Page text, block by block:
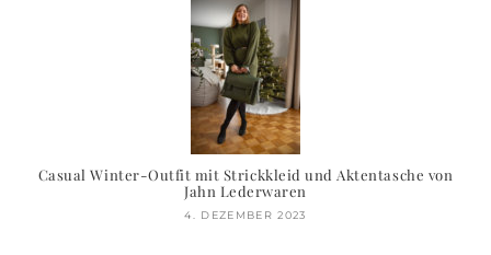
Casual Winter-Outfit mit Strickkleid und Aktentasche von
Jahn Lederwaren
4. DEZEMBER 2023